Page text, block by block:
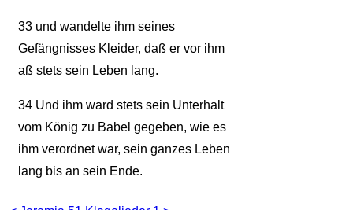
33und wandelte ihm seines
Gefängnisses Kleider, daß er vor ihm
aß stets sein Leben lang.
34Und ihm ward stets sein Unterhalt
vom König zu Babel gegeben, wie es
ihm verordnet war, sein ganzes Leben
lang bis an sein Ende.